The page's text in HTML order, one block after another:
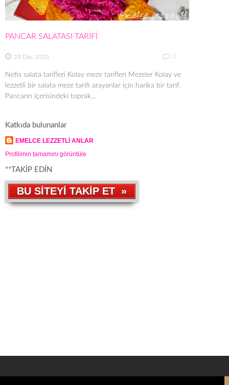
PANCAR SALATASI TARİFİ
28 Dec 2025 0
Nefis salata tarifleri Kolay meze tarifleri Mezeler Kolay ve
lezzetli bir salata meze tarifi arayanlar için harika bir tarif.
Pancarın içerisindeki toprak...
Katkıda bulunanlar
EMELCE LEZZETLİ ANLAR
Profilimin tamamını görüntüle
**TAKİP EDİN
BU SİTEYİ TAKİP ET »